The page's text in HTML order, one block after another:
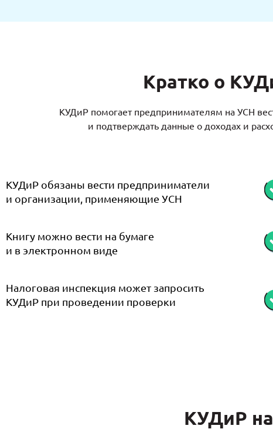
Кратко о
КУДиР помогает предпринимателям на УСН
и подтверждать данные о доходах и
КУДиР обязаны вести предприниматели
и организации, применяющие УСН
Книгу можно вести на бумаге
и в электронном виде
Налоговая инспекция может запросить
КУДиР при проведении проверки
КУДиР